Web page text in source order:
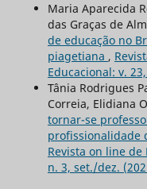
Maria Aparecida
das Graças de
de educação no
piagetiana ,
Educacional: v.
Tânia Rodrigues
Correia, Elidiana
tornar-se
profissionalidade
Revista on line de
n. 3, set./dez.